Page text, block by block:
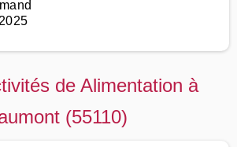
de Alimentation à
(55110)